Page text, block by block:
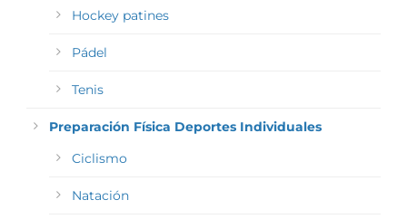
Hockey patines
Pádel
Tenis
Preparación Física Deportes Individuales
Ciclismo
Natación